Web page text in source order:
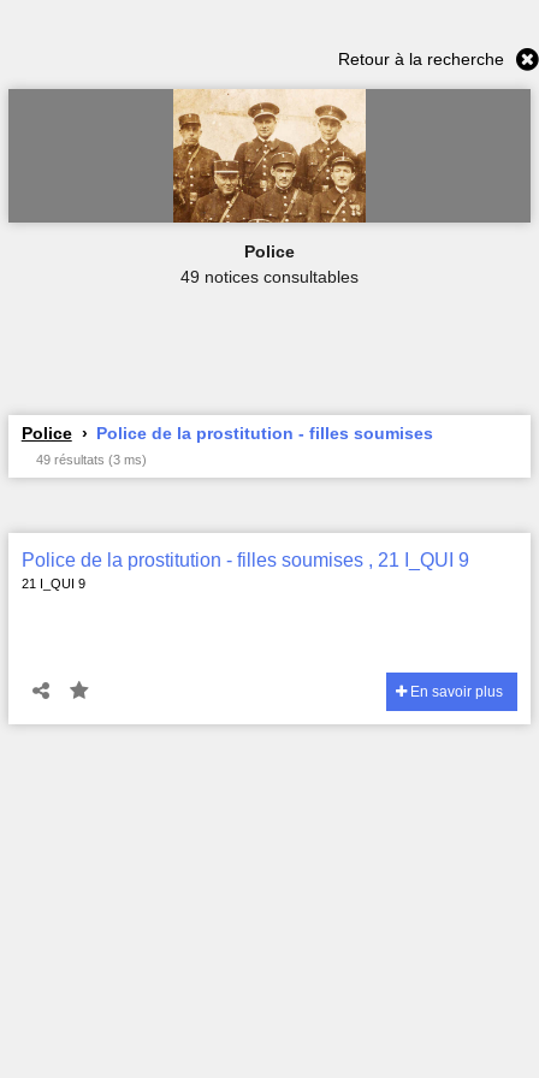
Retour à la recherche
Police
49 notices consultables
Police Police de la prostitution - filles soumises
49 résultats (3 ms)
Police de la prostitution - filles soumises , 21 I_QUI 9
21 I_QUI 9
En savoir plus